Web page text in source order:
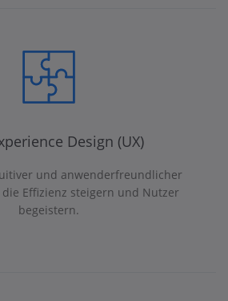
Design (UX)
und anwenderfreundlicher
Effizienz steigern und Nutzer
begeistern.